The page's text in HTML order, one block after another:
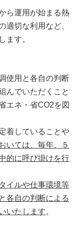
ら運用が始まる熱
適切な利用など、
ます。
使用と各自の判断
んでいただくこと
エネ・省CO2を図
着していることや
いては、毎年、５
的に呼び掛けを行
イルや仕事環境等
各自の判断による
いたします。